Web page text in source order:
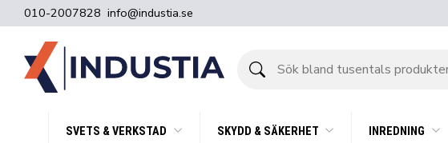
010-2007828 info@industia.se
bland
SVETS & VERKSTAD SKYDD & SÄKERHET INREDNING